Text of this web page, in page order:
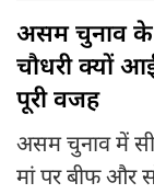
असम चुनाव के
चौधरी क्यों
पूरी वजह
असम चुनाव में
मां पर बीफ और